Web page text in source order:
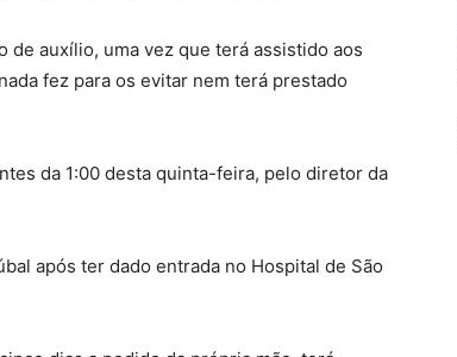
de auxílio, uma vez que terá assistido aos
fez para os evitar nem terá prestado
da 1:00 desta quinta-feira, pelo diretor da
após ter dado entrada no Hospital de São